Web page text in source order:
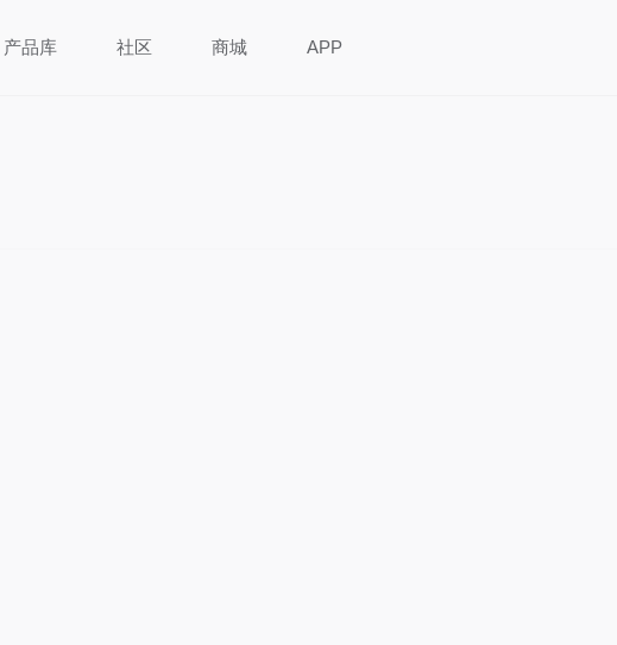
产品库 社区 商城 APP